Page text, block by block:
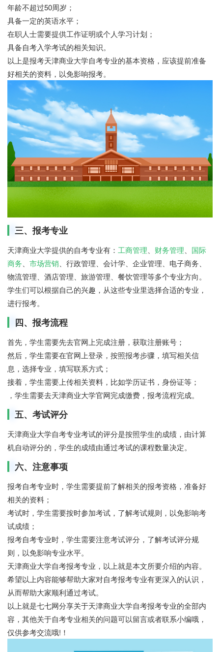
年龄不超过50周岁；
具备一定的英语水平；
在职人士需要提供工作证明或个人学习计划；
具备自考入学考试的相关知识。
以上是报考天津商业大学自考专业的基本资格，应该提前准备
好相关的资料，以免影响报考。
三、报考专业
天津商业大学提供的自考专业有： 工商管理 财务管理
国际
商务
市场营销 、行政管理、会计学、企业管理、电子商务、
物流管理、酒店管理、旅游管理、餐饮管理等多个专业方向。
学生们可以根据自己的兴趣，从这些专业里选择合适的专业，
进行报考。
四、报考流程
首先，学生需要先去官网上完成注册，获取注册账号；
然后，学生需要在官网上登录，按照报考步骤，填写相关信
息，选择专业，填写联系方式；
接着，学生需要上传相关资料，比如学历证书，身份证等；
，学生需要去天津商业大学官网完成缴费，报考流程完成。
五、考试评分
天津商业大学自考专业考试的评分是按照学生的成绩，由计算
机自动评分的，学生的成绩由通过考试的课程数量决定。
六、注意事项
报考自考专业时，学生需要提前了解相关的报考资格，准备好
相关的资料；
考试时，学生需要按时参加考试，了解考试规则，以免影响考
试成绩；
报考自考专业时，学生需要注意考试评分，了解考试评分规
则，以免影响专业水平。
天津商业大学自考报考专业，以上就是本文所要介绍的内容。
希望以上内容能够帮助大家对自考报考专业有更深入的认识，
从而帮助大家顺利通过考试。
以上就是七七网分享关于天津商业大学自考报考专业的全部内
容，其他关于自考专业相关的问题可以留言或者联系小编哦，
仅供参考交流哦!！